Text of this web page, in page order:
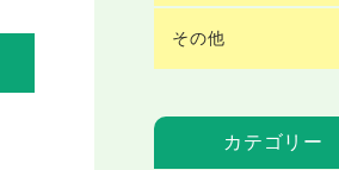
その他
カテゴリー